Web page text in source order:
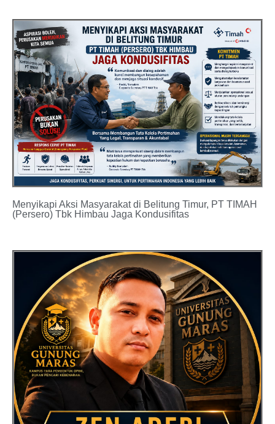
Menyikapi Aksi Masyarakat di Belitung Timur, PT TIMAH
(Persero) Tbk Himbau Jaga Kondusifitas